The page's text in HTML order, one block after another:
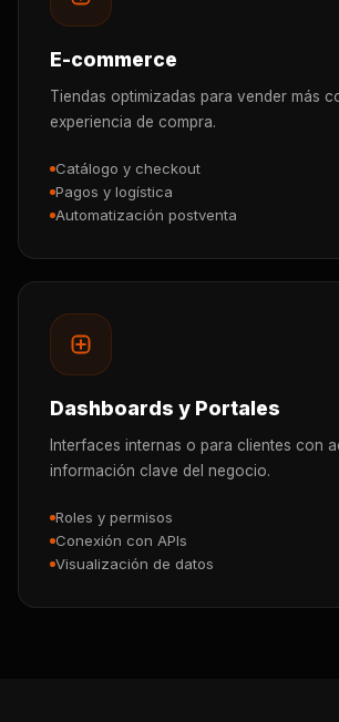
E-commerce
Tiendas optimizadas para vender más
experiencia de compra.
Catálogo y checkout
Pagos y logística
Automatización postventa
Dashboards y Portales
Interfaces internas o para clientes con
información clave del negocio.
Roles y permisos
Conexión con APIs
Visualización de datos